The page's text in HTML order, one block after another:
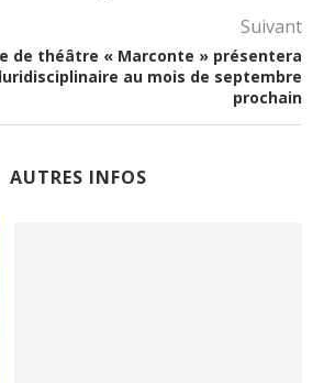
Suivant
de théâtre « Marconte » présentera
au mois de septembre
prochain
AUTRES INFOS